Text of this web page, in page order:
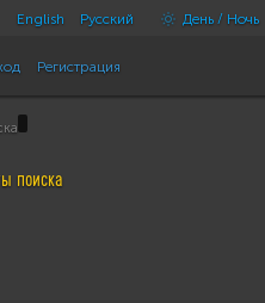
English Русский День / Ночь
Регистрация
поиска